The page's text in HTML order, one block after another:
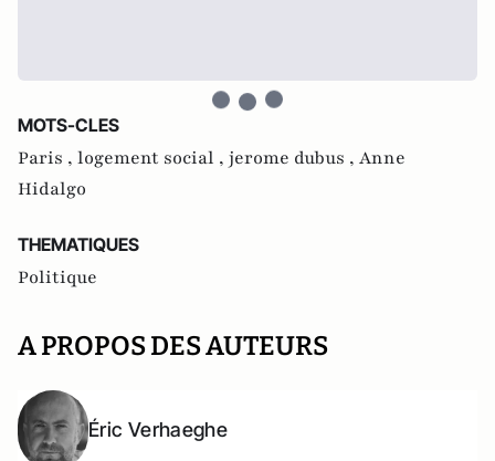
MOTS-CLES
Paris , logement social , jerome dubus , Anne
Hidalgo
THEMATIQUES
Politique
A PROPOS DES AUTEURS
Éric Verhaeghe